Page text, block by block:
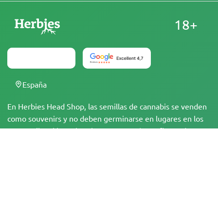
En Herbies Head Shop, las semillas de cannabis se venden
como souvenirs y no deben germinarse en lugares en los
que sea ilegal hacerlo. Al comprar, estás confirmando que
18+
España